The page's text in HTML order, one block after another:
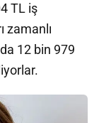
TL iş
zamanlı
12 bin 979